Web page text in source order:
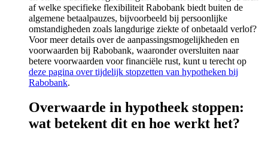
af welke specifieke flexibiliteit Rabobank biedt buiten de
algemene betaalpauzes, bijvoorbeeld bij persoonlijke
omstandigheden zoals langdurige ziekte of onbetaald verlof?
Voor meer details over de aanpassingsmogelijkheden en
voorwaarden bij Rabobank, waaronder oversluiten naar
betere voorwaarden voor financiële rust, kunt u terecht op
deze pagina over tijdelijk stopzetten van hypotheken bij
Rabobank.
Overwaarde in hypotheek stoppen:
wat betekent dit en hoe werkt het?